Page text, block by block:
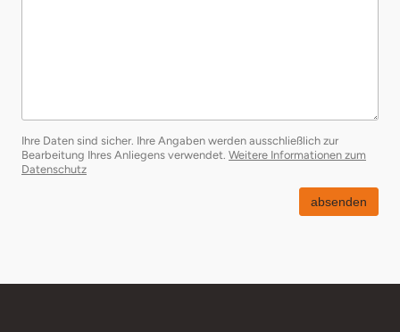
Ihre Daten sind sicher. Ihre Angaben werden ausschließlich zur
Bearbeitung Ihres Anliegens verwendet. Weitere Informationen zum
Datenschutz
absenden